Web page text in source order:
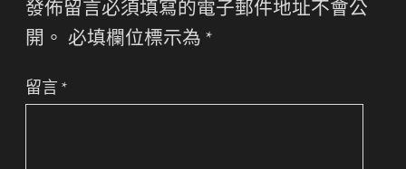
發佈留言必須填寫的電子郵件地址不會公
開。 必填欄位標示為 *
留言 *